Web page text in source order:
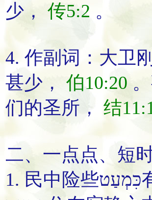
少， 传5:2 。
4. 作副词： 大卫 刚
甚少 ， 伯10:20。
们的圣所 ， 结
二、 一点点、 短
1. 民中 险些כִּמְעַט